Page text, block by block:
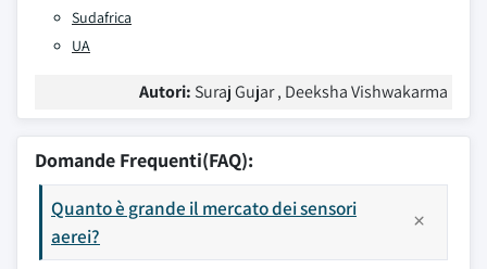
Sudafrica
UA
Autori: Suraj Gujar , Deeksha Vishwakarma
Domande Frequenti(FAQ):
Quanto è grande il mercato dei sensori
aerei?